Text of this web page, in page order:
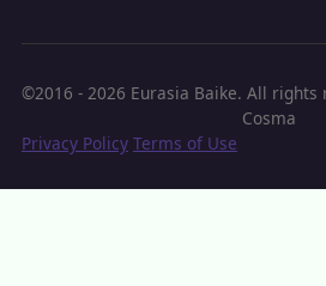
©2016 - 2026 Eurasia Baike. All
Cosma
Privacy Policy Terms of Use